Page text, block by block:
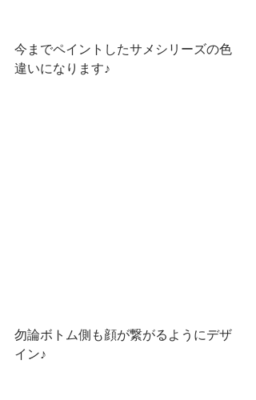
今までペイントしたサメシリーズの色
違いになります♪
勿論ボトム側も顔が繋がるようにデザ
イン♪